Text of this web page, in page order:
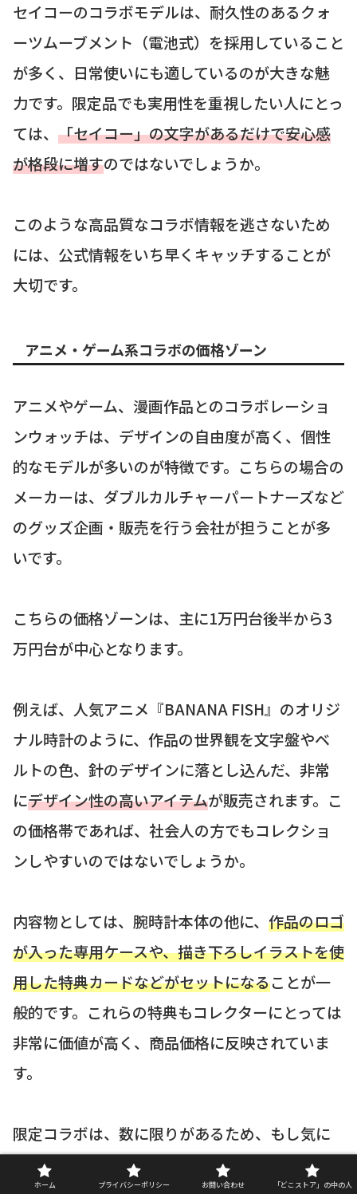
セイコーのコラボモデルは、耐久性のあるクォ
ーツムーブメント（電池式）を採用していること
が多く、日常使いにも適しているのが大きな魅
力です。限定品でも実用性を重視したい人にとっ
ては、 「セイコー」の文字があるだけで安心感
が格段に増すのではないでしょうか。
このような高品質なコラボ情報を逃さないため
には、公式情報をいち早くキャッチすることが
大切です。
アニメ・ゲーム系コラボの価格ゾーン
アニメやゲーム、漫画作品とのコラボレーショ
ンウォッチは、デザインの自由度が高く、個性
的なモデルが多いのが特徴です。こちらの場合の
メーカーは、ダブルカルチャーパートナーズなど
のグッズ企画・販売を行う会社が担うことが多
いです。
こちらの価格ゾーンは、主に1万円台後半から3
万円台が中心となります。
例えば、人気アニメ『BANANA FISH』のオリジ
ナル時計のように、作品の世界観を文字盤やベ
ルトの色、針のデザインに落とし込んだ、非常
にデザイン性の高いアイテムが販売されます。こ
の価格帯であれば、社会人の方でもコレクショ
ンしやすいのではないでしょうか。
内容物としては、腕時計本体の他に、 作品のロゴ
が入った専用ケースや、描き下ろしイラストを使
用した特典カードなどがセットになることが一
般的です。これらの特典もコレクターにとっては
非常に価値が高く、商品価格に反映されていま
す。
限定コラボは、数に限りがあるため、もし気に
なる作品とローソンがコラボしている情報を見
ホーム プライバシーポリシー お問い合わせ 「どこストア」の中の人